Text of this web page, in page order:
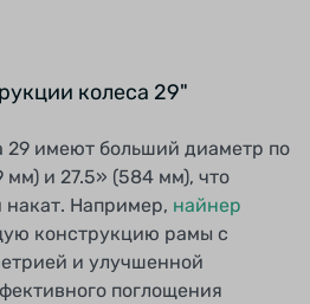
колеса 29"
29 имеют больший диаметр по
и 27.5» (584 мм), что
накат. Например, найнер
конструкцию рамы с
и улучшенной
поглощения